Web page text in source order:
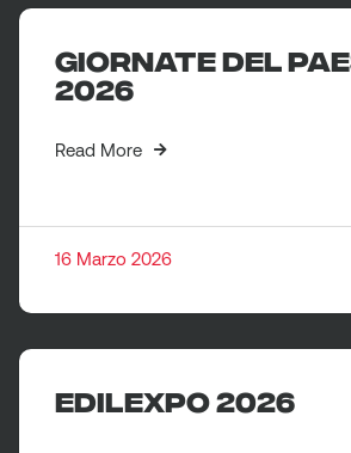
Giornate del
2026
16 Marzo 2026
Read More
EDILEXPO 2026